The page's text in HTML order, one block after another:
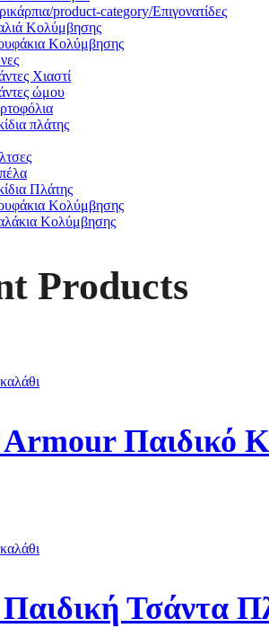
product-category/Επιγονατίδες
Κολύμβησης
Κολύμβησης
Χιαστί
ώμου
πλάτης
Πλάτης
Κολύμβησης
Κολύμβησης
Products
Παιδικό
Τσάντα